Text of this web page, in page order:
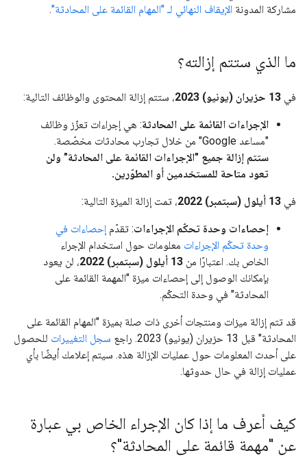
مشاركة المدونة الإيقاف النهائي لـ "المهام القائمة على المحادثة".
ما الذي ستتم إزالته؟
في 13 حزيران (يونيو) 2023 ، ستتم إزالة المحتوى والوظائف التالية:
الإجراءات القائمة على المحادثة: هي إجراءات تعزّز وظائف
"مساعد Google" من خلال تجارب محادثات مخصّصة.
ستتم إزالة جميع "الإجراءات القائمة على المحادثة" ولن
تعود متاحة للمستخدمين أو المطوّرين.
في 13 أيلول (سبتمبر) 2022 ، تمت إزالة الميزة التالية:
إحصاءات وحدة تحكّم الإجراءات: تقدّم إحصاءات في
وحدة تحكّم الإجراءات معلومات حول استخدام الإجراء
الخاص بك. اعتبارًا من 13 أيلول (سبتمبر) 2022
، لن يعود
بإمكانك الوصول إلى إحصاءات ميزة "المهمة القائمة على
المحادثة" في وحدة التحكّم.
قد تتم إزالة ميزات ومنتجات أخرى ذات صلة بميزة "المهام القائمة على
المحادثة" قبل 13 حزيران (يونيو) 2023. راجع
سجل التغييرات للحصول
على أحدث المعلومات حول عمليات الإزالة هذه. سيتم إعلامك أيضًا بأي
عمليات إزالة في حال حدوثها.
كيف أعرف ما إذا كان الإجراء الخاص بي عبارة
عن "مهمة قائمة على المحادثة"؟